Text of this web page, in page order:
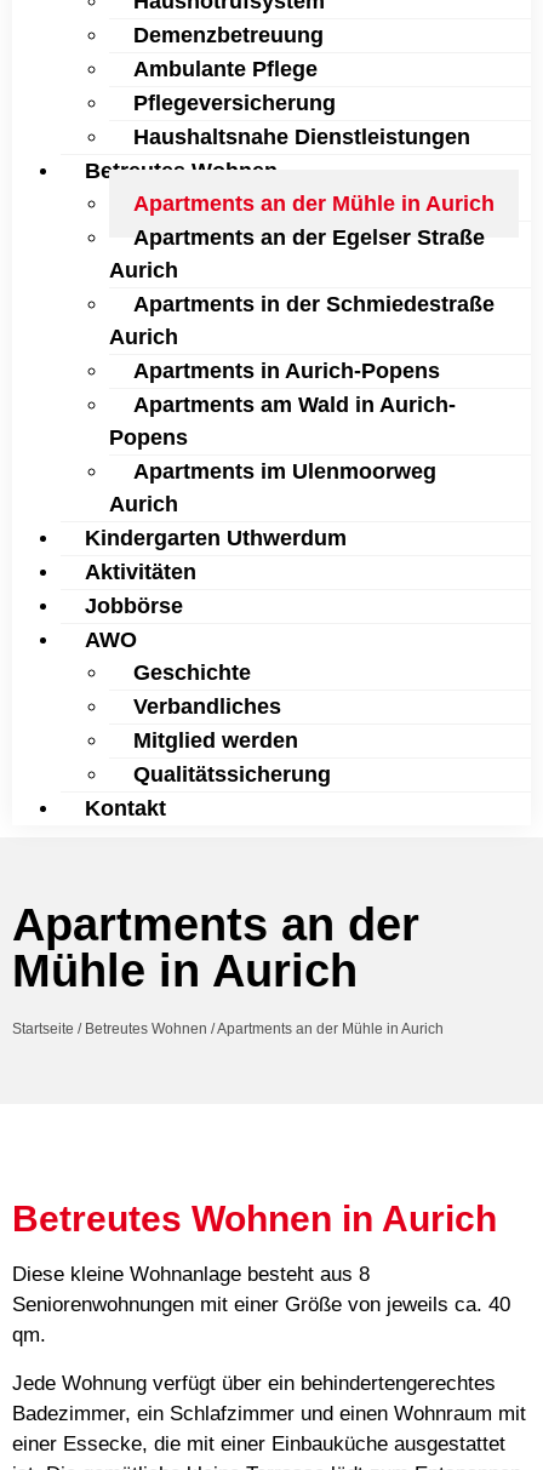
Demenzbetreuung
Ambulante Pflege
Pflegeversicherung
Haushaltsnahe Dienstleistungen
Betreutes Wohnen
Apartments an der Mühle in Aurich
Apartments an der Egelser Straße
Aurich
Apartments in der Schmiedestraße
Aurich
Apartments in Aurich-Popens
Apartments am Wald in Aurich-
Popens
Apartments im Ulenmoorweg
Aurich
Kindergarten Uthwerdum
Aktivitäten
Jobbörse
AWO
Geschichte
Verbandliches
Mitglied werden
Qualitätssicherung
Kontakt
Apartments an der
Mühle in Aurich
Startseite / Betreutes Wohnen /Apartments an der Mühle in Aurich
Betreutes Wohnen in Aurich
Diese kleine Wohnanlage besteht aus 8
Seniorenwohnungen mit einer Größe von jeweils ca. 40
qm.
Jede Wohnung verfügt über ein behindertengerechtes
Badezimmer, ein Schlafzimmer und einen Wohnraum mit
einer Essecke, die mit einer Einbauküche ausgestattet